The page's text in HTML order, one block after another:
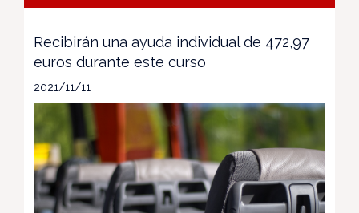
Recibirán una ayuda individual de 472,97
euros durante este curso
2021/11/11